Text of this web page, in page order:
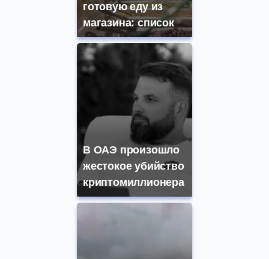
готовую еду из
магазина: список
В ОАЭ произошло
жестокое убийство
криптомиллионера